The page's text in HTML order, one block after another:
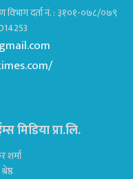
विभाग दर्ता नं. : ३१०१-०७८/०७९
मिडिया प्रा‍.लि.